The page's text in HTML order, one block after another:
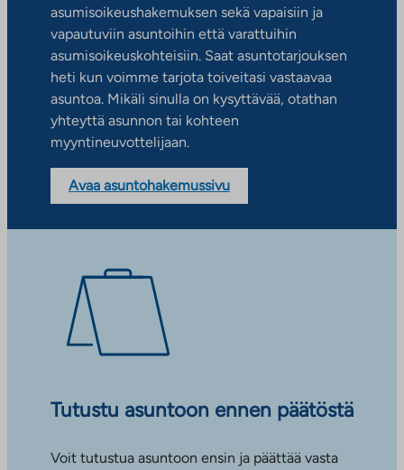
asumisoikeushakemuksen sekä vapaisiin ja
vapautuviin asuntoihin että varattuihin
asumisoikeuskohteisiin. Saat asuntotarjouksen
heti kun voimme tarjota toiveitasi vastaavaa
asuntoa. Mikäli sinulla on kysyttävää, otathan
yhteyttä asunnon tai kohteen
myyntineuvottelijaan.
Avaa asuntohakemussivu
Tutustu asuntoon ennen päätöstä
Voit tutustua asuntoon ensin ja päättää vasta